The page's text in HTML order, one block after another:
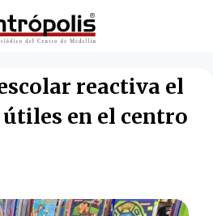
reactiva el
en el centro